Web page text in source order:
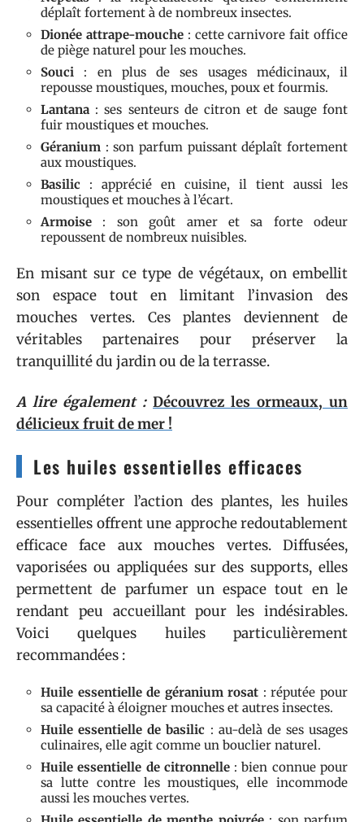
déplaît fortement à de nombreux insectes.
Dionée attrape-mouche: cette carnivore fait office
de piège naturel pour les mouches.
Souci : en plus de ses usages médicinaux, il
repousse moustiques, mouches, poux et fourmis.
Lantana : ses senteurs de citron et de sauge font
fuir moustiques et mouches.
Géranium : son parfum puissant déplaît fortement
aux moustiques.
Basilic : apprécié en cuisine, il tient aussi les
moustiques et mouches à l’écart.
Armoise : son goût amer et sa forte odeur
repoussent de nombreux nuisibles.
En misant sur ce type de végétaux, on embellit
son espace tout en limitant l’invasion des
mouches vertes. Ces plantes deviennent de
véritables partenaires pour préserver la
tranquillité du jardin ou de la terrasse.
A lire également : Découvrez les ormeaux, un
délicieux fruit de mer !
Les huiles essentielles efficaces
Pour compléter l’action des plantes, les huiles
essentielles offrent une approche redoutablement
efficace face aux mouches vertes. Diffusées,
vaporisées ou appliquées sur des supports, elles
permettent de parfumer un espace tout en le
rendant peu accueillant pour les indésirables.
Voici quelques huiles particulièrement
recommandées :
Huile essentielle de géranium rosat : réputée pour
sa capacité à éloigner mouches et autres insectes.
Huile essentielle de basilic : au-delà de ses usages
culinaires, elle agit comme un bouclier naturel.
Huile essentielle de citronnelle: bien connue pour
sa lutte contre les moustiques, elle incommode
aussi les mouches vertes.